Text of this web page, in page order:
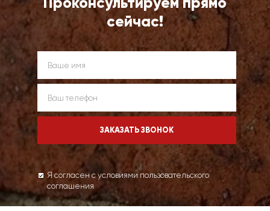
сейчас!
Я согласен с условиями пользовательского
соглашения